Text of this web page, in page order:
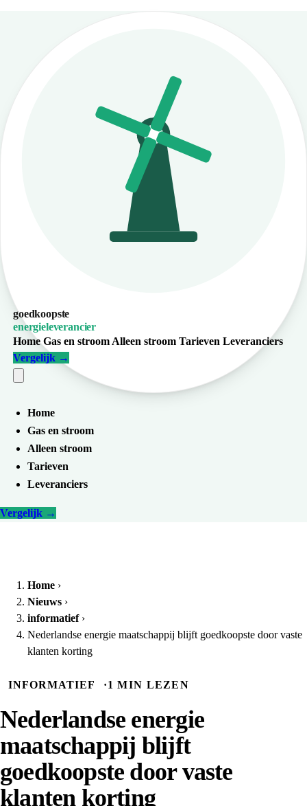
goedkoopste
energieleverancier
HomeGas en stroom Alleen stroom Tarieven Leveranciers
Vergelijk →
Home
Gas en stroom
Alleen stroom
Tarieven
Leveranciers
Vergelijk →
Home ›
Nieuws ›
informatief ›
Nederlandse energie maatschappij blijft goedkoopste door vaste
klanten korting
INFORMATIEF ·1 MIN LEZEN
Nederlandse energie
maatschappij blijft
goedkoopste door vaste
klanten korting